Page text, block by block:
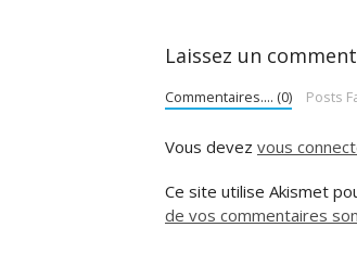
Laissez un
Commentaires.... (0) Posts
Vous devez vous
Ce site utilise Akismet
de vos commentaires